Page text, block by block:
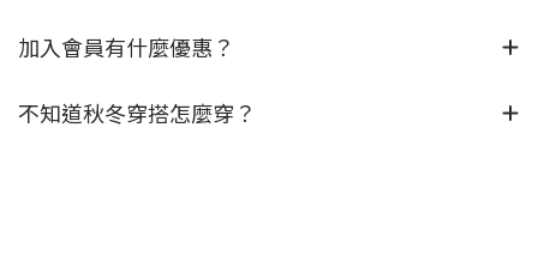
加入會員有什麼優惠？
不知道秋冬穿搭怎麼穿？